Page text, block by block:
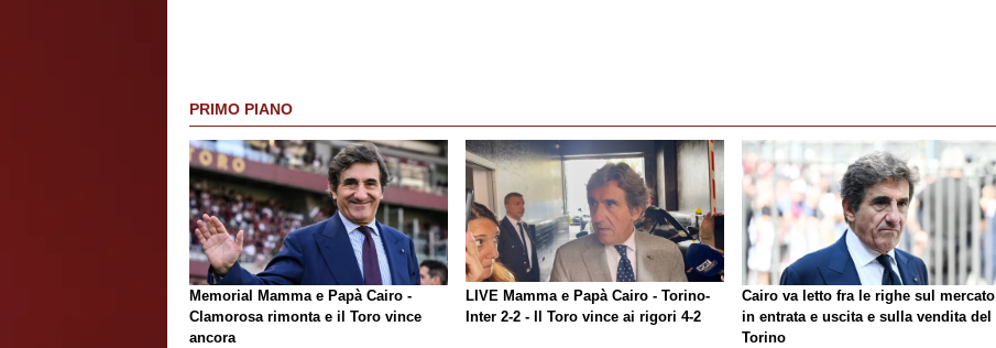
PRIMO PIANO
Memorial Mamma e Papà Cairo -
Clamorosa rimonta e il Toro vince
ancora
LIVE Mamma e Papà Cairo - Torino-
Inter 2-2 - Il Toro vince ai rigori 4-2
Cairo va letto fra le righe sul mercato
in entrata e uscita e sulla vendita del
Torino